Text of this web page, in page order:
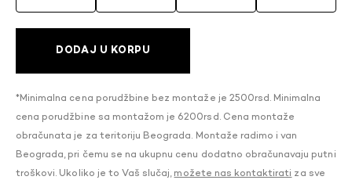
DODAJ U KORPU
*Minimalna cena porudžbine bez montaže je 2500rsd. Minimalna
cena porudžbine sa montažom je 6200rsd. Cena montaže
obračunata je za teritoriju Beograda. Montaže radimo i van
Beograda, pri čemu se na ukupnu cenu dodatno obračunavaju putni
troškovi. Ukoliko je to Vaš slučaj, možete nas kontaktirati za sve